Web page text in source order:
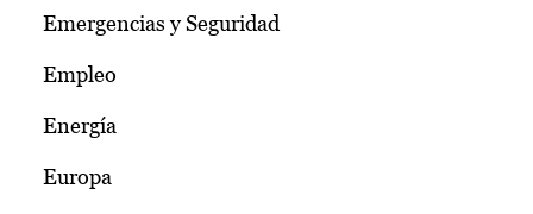
Emergencias y Seguridad
Empleo
Energía
Europa